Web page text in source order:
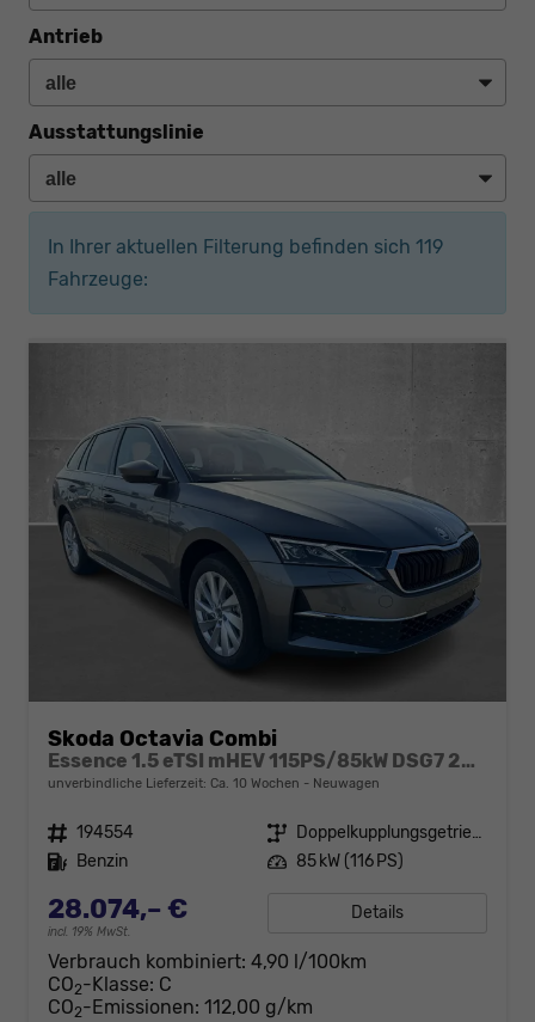
Antrieb
Ausstattungslinie
In Ihrer aktuellen Filterung befinden sich 119
Fahrzeuge:
Skoda Octavia Combi
Essence 1.5 eTSI mHEV 115PS/85kW DSG7 2026
unverbindliche Lieferzeit: Ca. 10 Wochen Neuwagen
Fahrzeugnr. 194554 Getriebe
Doppelkupplungsgetriebe (DSG)
Kraftstoff Benzin Leistung 85 kW (116 PS)
28.074,– €
incl. 19% MwSt.
Details
Verbrauch kombiniert: 4,90 l/100km
CO2-Klasse: C
CO2-Emissionen: 112,00 g/km